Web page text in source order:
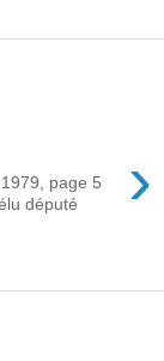
›
page 5
député